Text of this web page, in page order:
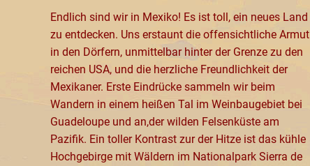
Endlich sind wir in Mexiko! Es ist toll, ein neues Land
zu entdecken. Uns erstaunt die offensichtliche Armut
in den Dörfern, unmittelbar hinter der Grenze zu den
reichen USA, und die herzliche Freundlichkeit der
Mexikaner. Erste Eindrücke sammeln wir beim
Wandern in einem heißen Tal im Weinbaugebiet bei
Guadeloupe und an,der wilden Felsenküste am
Pazifik. Ein toller Kontrast zur der Hitze ist das kühle
Hochgebirge mit Wäldern im Nationalpark Sierra de